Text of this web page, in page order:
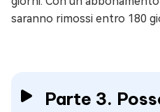
saranno rimossi entro 180
Parte 3.